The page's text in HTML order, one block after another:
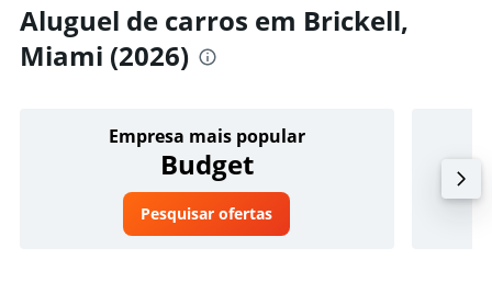
Aluguel de carros em Brickell,
Miami (2026)
Empresa mais popular
Budget
Pesquisar ofertas